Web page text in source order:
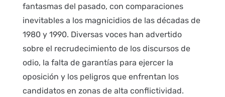
fantasmas del pasado, con comparaciones
inevitables a los magnicidios de las décadas de
1980 y 1990. Diversas voces han advertido
sobre el recrudecimiento de los discursos de
odio, la falta de garantías para ejercer la
oposición y los peligros que enfrentan los
candidatos en zonas de alta conflictividad.